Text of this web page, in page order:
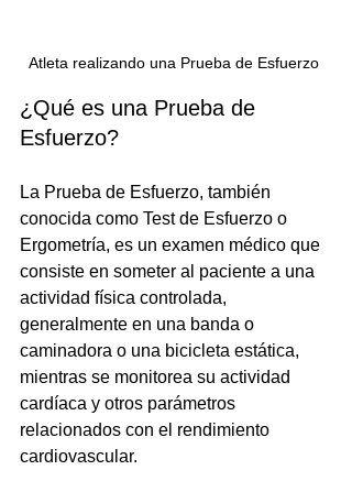
Atleta realizando una Prueba de Esfuerzo
¿Qué es una Prueba de
Esfuerzo?
La Prueba de Esfuerzo, también
conocida como Test de Esfuerzo o
Ergometría, es un examen médico que
consiste en someter al paciente a una
actividad física controlada,
generalmente en una banda o
caminadora o una bicicleta estática,
mientras se monitorea su actividad
cardíaca y otros parámetros
relacionados con el rendimiento
cardiovascular.